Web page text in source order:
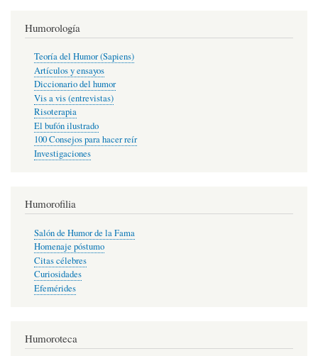
Humorología
Teoría del Humor (Sapiens)
Artículos y ensayos
Diccionario del humor
Vis a vis (entrevistas)
Risoterapia
El bufón ilustrado
100 Consejos para hacer reír
Investigaciones
Humorofilia
Salón de Humor de la Fama
Homenaje póstumo
Citas célebres
Curiosidades
Efemérides
Humoroteca